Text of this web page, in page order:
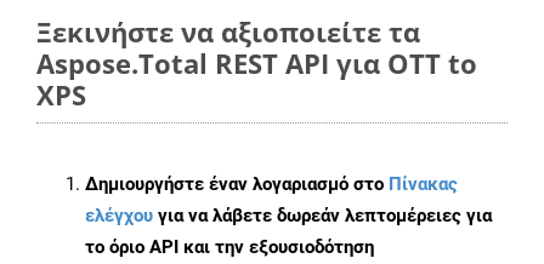
Ξεκινήστε να αξιοποιείτε τα
Aspose.Total REST API για OTT to
XPS
Δημιουργήστε έναν λογαριασμό στο Πίνακας
ελέγχου για να λάβετε δωρεάν λεπτομέρειες για
το όριο API και την εξουσιοδότηση